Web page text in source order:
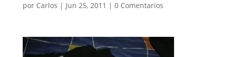
por Carlos | Jun 25, 2011 | 0 Comentarios